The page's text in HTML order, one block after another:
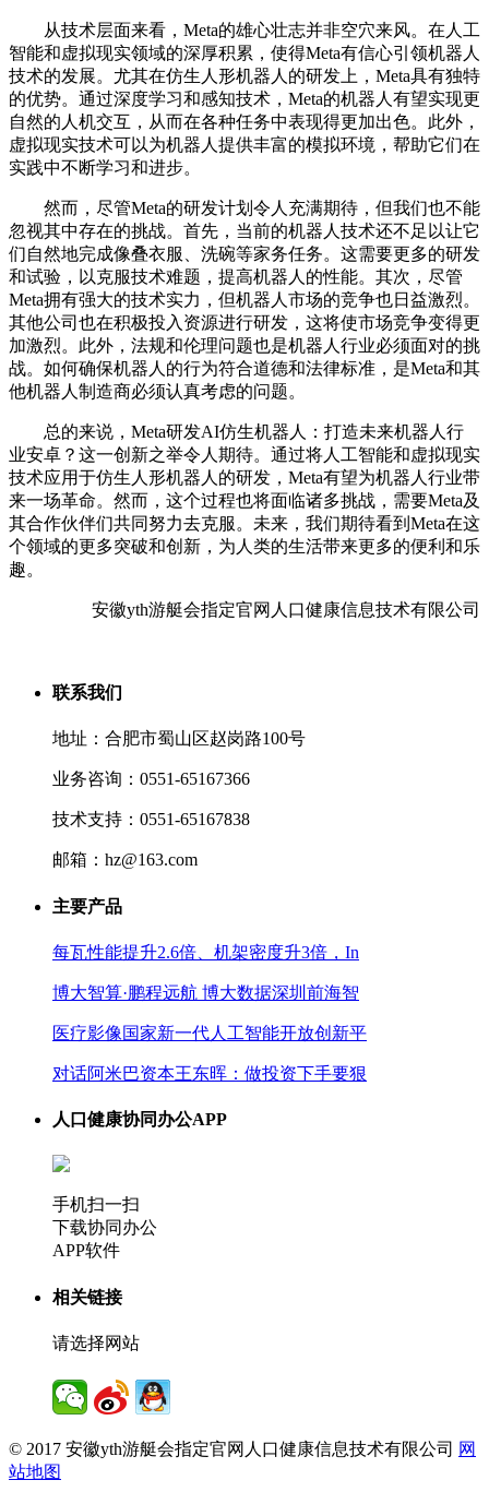
从技术层面来看，Meta的雄心壮志并非空穴来风。在人工
智能和虚拟现实领域的深厚积累，使得Meta有信心引领机器人
技术的发展。尤其在仿生人形机器人的研发上，Meta具有独特
的优势。通过深度学习和感知技术，Meta的机器人有望实现更
自然的人机交互，从而在各种任务中表现得更加出色。此外，
虚拟现实技术可以为机器人提供丰富的模拟环境，帮助它们在
实践中不断学习和进步。
然而，尽管Meta的研发计划令人充满期待，但我们也不能
忽视其中存在的挑战。首先，当前的机器人技术还不足以让它
们自然地完成像叠衣服、洗碗等家务任务。这需要更多的研发
和试验，以克服技术难题，提高机器人的性能。其次，尽管
Meta拥有强大的技术实力，但机器人市场的竞争也日益激烈。
其他公司也在积极投入资源进行研发，这将使市场竞争变得更
加激烈。此外，法规和伦理问题也是机器人行业必须面对的挑
战。如何确保机器人的行为符合道德和法律标准，是Meta和其
他机器人制造商必须认真考虑的问题。
总的来说，Meta研发AI仿生机器人：打造未来机器人行
业安卓？这一创新之举令人期待。通过将人工智能和虚拟现实
技术应用于仿生人形机器人的研发，Meta有望为机器人行业带
来一场革命。然而，这个过程也将面临诸多挑战，需要Meta及
其合作伙伴们共同努力去克服。未来，我们期待看到Meta在这
个领域的更多突破和创新，为人类的生活带来更多的便利和乐
趣。
安徽yth游艇会指定官网人口健康信息技术有限公司
联系我们
地址：合肥市蜀山区赵岗路100号
业务咨询：0551-65167366
技术支持：0551-65167838
邮箱：hz@163.com
主要产品
每瓦性能提升2.6倍、机架密度升3倍，In
博大智算·鹏程远航 博大数据深圳前海智
医疗影像国家新一代人工智能开放创新平
对话阿米巴资本王东晖：做投资下手要狠
人口健康协同办公APP
手机扫一扫
下载协同办公
APP软件
相关链接
请选择网站
© 2017 安徽yth游艇会指定官网人口健康信息技术有限公司 网
站地图